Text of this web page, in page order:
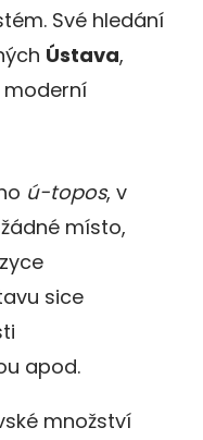
Své hledání
Ústava,
moderní
ú-topos, v
místo,
sice
apod.
množství